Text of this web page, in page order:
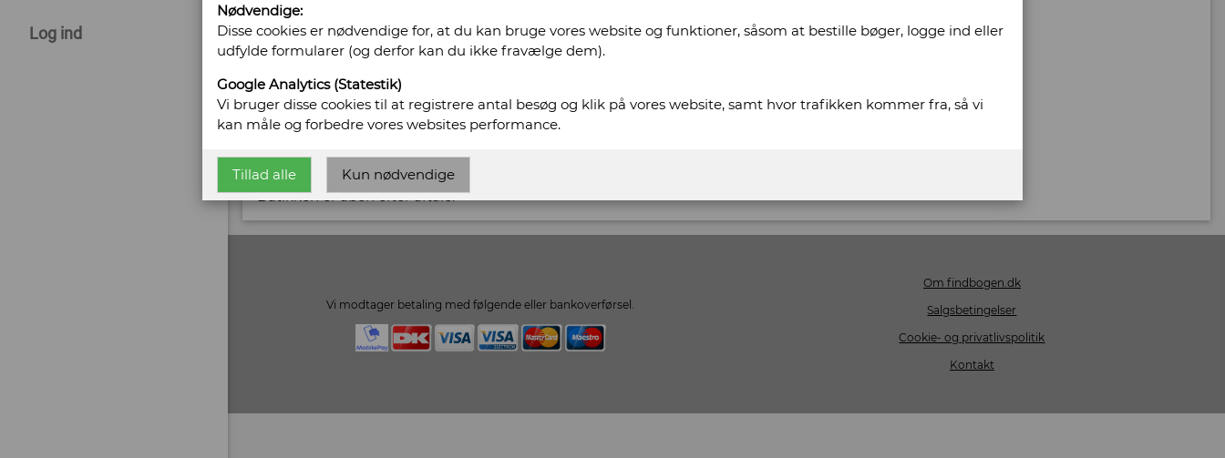
Log ind
4760 Vordingborg
Telefonnr: 6128 5700
CVR/SE: 29350396
Email:cr@ntikvar.dk
Vis alle bøger fra C. Rasmussens Antikvariat
Åbningstider:
Butikken er åben efter aftale.
Vi modtager betaling med følgende eller bankoverførsel.
Om findbogen.dk
Salgsbetingelser
Cookie- og privatlivspolitik
Kontakt
Nødvendige:
Disse cookies er nødvendige for, at du kan bruge vores website og funktioner, såsom at bestille bøger, logge ind eller
udfylde formularer (og derfor kan du ikke fravælge dem).
Google Analytics (Statestik)
Vi bruger disse cookies til at registrere antal besøg og klik på vores website, samt hvor trafikken kommer fra, så vi
kan måle og forbedre vores websites performance.
Tillad alle Kun nødvendige